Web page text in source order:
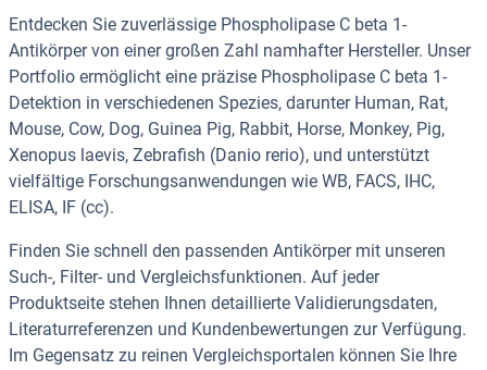
Entdecken Sie zuverlässige Phospholipase C beta 1-
Antikörper von einer großen Zahl namhafter Hersteller. Unser
Portfolio ermöglicht eine präzise Phospholipase C beta 1-
Detektion in verschiedenen Spezies, darunter Human, Rat,
Mouse, Cow, Dog, Guinea Pig, Rabbit, Horse, Monkey, Pig,
Xenopus laevis, Zebrafish (Danio rerio), und unterstützt
vielfältige Forschungsanwendungen wie WB, FACS, IHC,
ELISA, IF (cc).
Finden Sie schnell den passenden Antikörper mit unseren
Such-, Filter- und Vergleichsfunktionen. Auf jeder
Produktseite stehen Ihnen detaillierte Validierungsdaten,
Literaturreferenzen und Kundenbewertungen zur Verfügung.
Im Gegensatz zu reinen Vergleichsportalen können Sie Ihre